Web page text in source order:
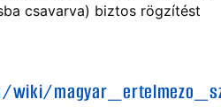
csavarva) biztos rögzítést